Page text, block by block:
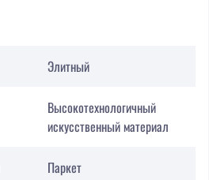
Элитный
Высокотехнологичный
искусственный материал
Паркет